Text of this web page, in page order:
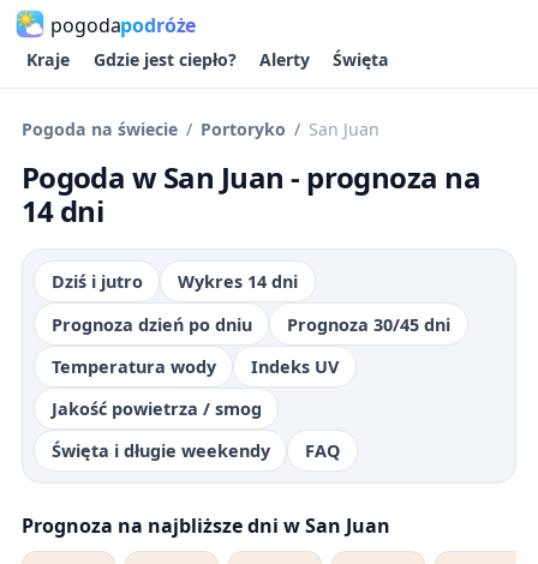
pogodapodróże
Kraje Gdzie jest ciepło? Alerty Święta
Pogoda na świecie Portoryko San Juan
Pogoda w San Juan - prognoza na
14 dni
Dziś i jutro
Wykres 14 dni
Prognoza dzień po dniu
Prognoza 30/45 dni
Temperatura wody
Indeks UV
Jakość powietrza / smog
Święta i długie weekendy
FAQ
Prognoza na najbliższe dni w San Juan